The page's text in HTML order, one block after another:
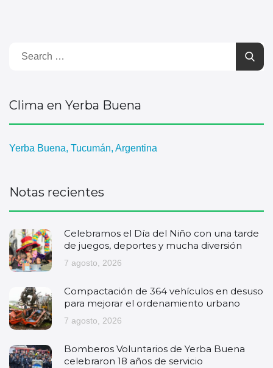
Clima en Yerba Buena
Yerba Buena, Tucumán, Argentina
Notas recientes
Celebramos el Día del Niño con una tarde
de juegos, deportes y mucha diversión
7 agosto, 2026
Compactación de 364 vehículos en desuso
para mejorar el ordenamiento urbano
7 agosto, 2026
Bomberos Voluntarios de Yerba Buena
celebraron 18 años de servicio